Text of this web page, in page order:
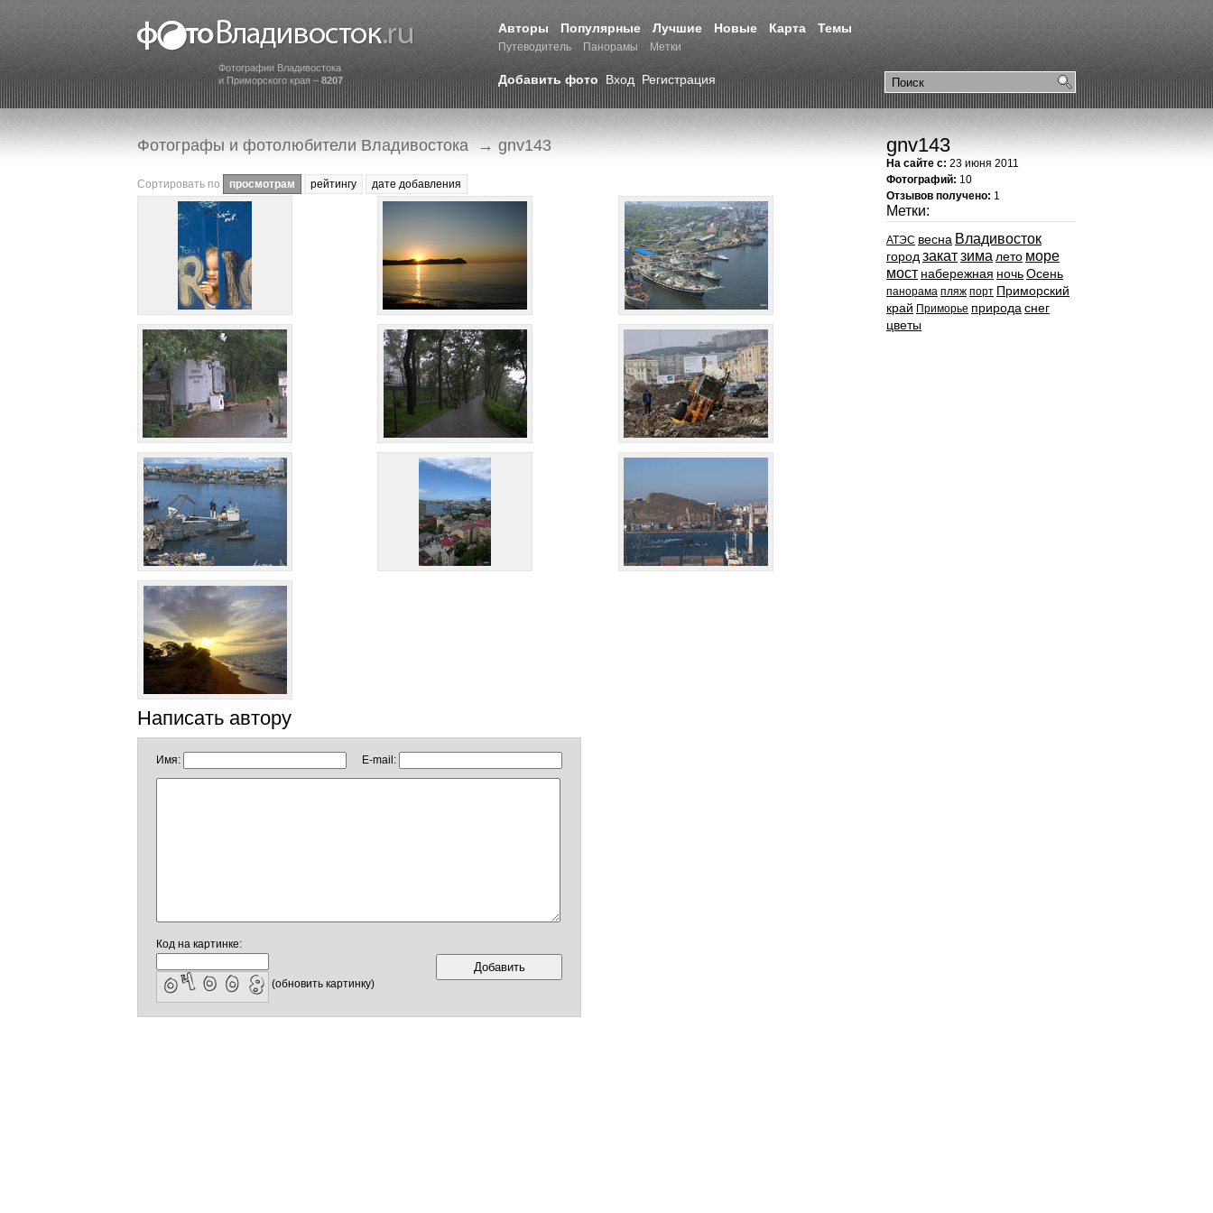
Фотографии Владивостока
и Приморского края – 8207
Авторы Популярные Лучшие Новые Карта Темы
Путеводитель Панорамы Метки
Добавить фото Вход Регистрация
Фотографы и фотолюбители Владивостока → gnv143
Сортировать по просмотрам рейтингу дате добавления
Написать автору
Имя: E-mail:
Код на картинке:
(обновить картинку)
gnv143
На сайте с: 23 июня 2011
Фотографий: 10
Отзывов получено: 1
Метки:
АТЭС весна Владивосток
город закатзима лето море
мост набережная ночьОсень
панорама пляж порт Приморский
край Приморье природа снег
цветы